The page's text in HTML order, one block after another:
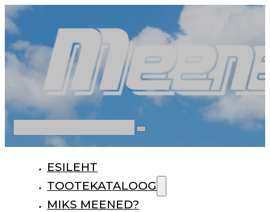
ESILEHT
TOOTEKATALOOG
MIKS MEENED?